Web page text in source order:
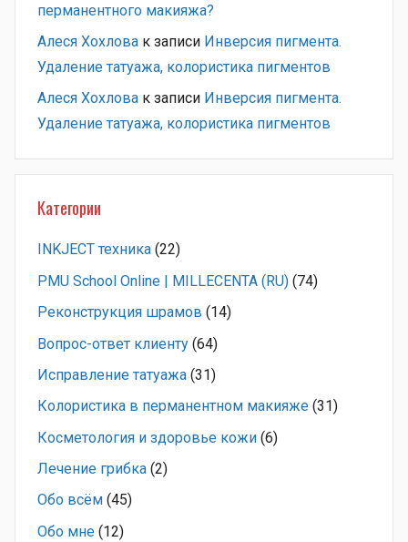
перманентного макияжа?
Алеся Хохлова к записи Инверсия пигмента.
Удаление татуажа, колористика пигментов
Алеся Хохлова к записи Инверсия пигмента.
Удаление татуажа, колористика пигментов
Категории
INKJECT техника (22)
PMU School Online | MILLECENTA (RU) (74)
Pеконструкция шрамов (14)
Вопрос-ответ клиенту (64)
Исправление татуажа (31)
Колористика в перманентном макияже (31)
Косметология и здоровье кожи (6)
Лечение грибка (2)
Обо всём (45)
Обо мне (12)